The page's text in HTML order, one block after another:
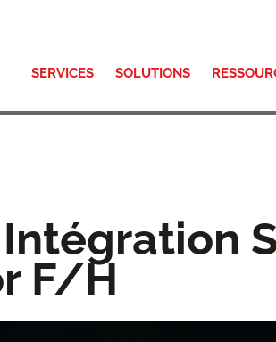
SERVICES SOLUTIONS
F/H